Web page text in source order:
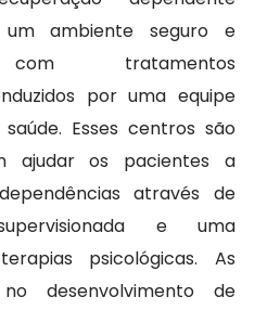
ambiente seguro e
com tratamentos
por uma equipe
Esses centros são
ajudar os pacientes a
através de
e uma
psicológicas. As
desenvolvimento de